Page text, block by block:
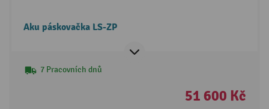
Aku páskovačka LS-ZP
7 Pracovních dnů
51 600 Kč